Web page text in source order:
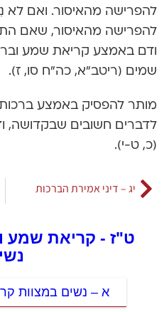
להפרישה מהאיסור. ואם לא
להפרישה מהאיסור, שאם
ודם באמצע קריאת שמע
שמים (ריטב”א, כה”ח סו, ז).
מותר להפסיק באמצע
לדברים חשובים שבקדושה,
(כ, ט-י).
יג – דיני אמירת הברכות
ט"ז - קריאת שמע
א – נשים במצוות